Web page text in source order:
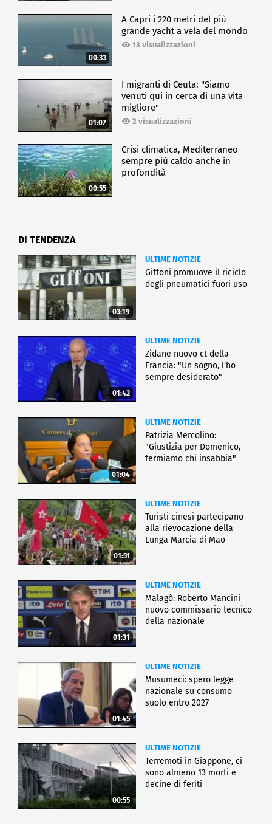
00:33
A Capri i 220 metri del più
grande yacht a vela del mondo
13 visualizzazioni
01:07
I migranti di Ceuta: "Siamo
venuti qui in cerca di una vita
migliore"
2 visualizzazioni
00:55
Crisi climatica, Mediterraneo
sempre più caldo anche in
profondità
DI TENDENZA
03:19
ULTIME NOTIZIE
Giffoni promuove il riciclo
degli pneumatici fuori uso
01:42
ULTIME NOTIZIE
Zidane nuovo ct della
Francia: "Un sogno, l'ho
sempre desiderato"
01:04
ULTIME NOTIZIE
Patrizia Mercolino:
"Giustizia per Domenico,
fermiamo chi insabbia"
01:51
ULTIME NOTIZIE
Turisti cinesi partecipano
alla rievocazione della
Lunga Marcia di Mao
01:31
ULTIME NOTIZIE
Malagò: Roberto Mancini
nuovo commissario tecnico
della nazionale
01:45
ULTIME NOTIZIE
Musumeci: spero legge
nazionale su consumo
suolo entro 2027
00:55
ULTIME NOTIZIE
Terremoti in Giappone, ci
sono almeno 13 morti e
decine di feriti